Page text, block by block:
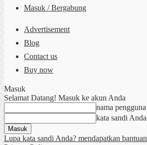
Masuk / Bergabung
Advertisement
Blog
Contact us
Buy now
Masuk
Selamat Datang! Masuk ke akun Anda
nama pengguna
kata sandi Anda
Lupa kata sandi Anda? mendapatkan bantuan